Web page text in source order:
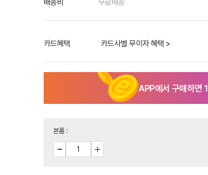
배송비 무료배송
카드혜택 카드사별 무이자 혜택 >
APP에서 구매하면 1
본품: